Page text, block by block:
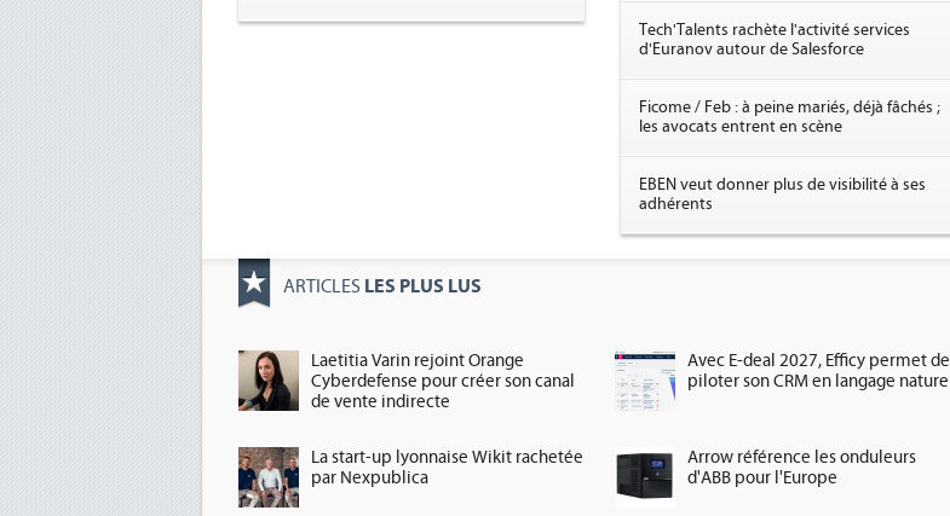
Tech'Talents rachète l'activité services
d'Euranov autour de Salesforce
Ficome / Feb : à peine mariés, déjà fâchés ;
les avocats entrent en scène
EBEN veut donner plus de visibilité à ses
adhérents
ARTICLES LES PLUS LUS
Laetitia Varin rejoint Orange
Cyberdefense pour créer son canal
de vente indirecte
Avec E-deal 2027, Efficy permet de
piloter son CRM en langage naturel
La start-up lyonnaise Wikit rachetée
par Nexpublica
Arrow référence les onduleurs
d'ABB pour l'Europe